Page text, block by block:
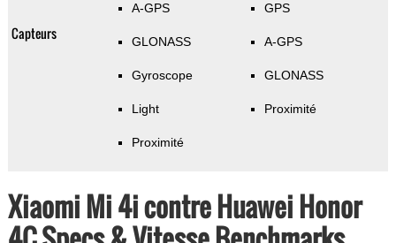
Capteurs
A-GPS
GLONASS
Gyroscope
Light
Proximité
GPS
A-GPS
GLONASS
Proximité
Xiaomi Mi 4i contre Huawei Honor